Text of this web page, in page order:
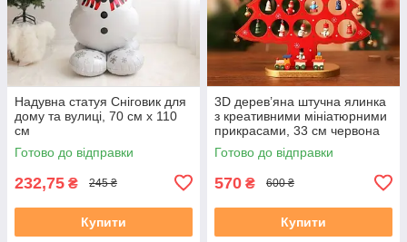
Надувна статуя Сніговик для
дому та вулиці, 70 см x 110
см
Готово до відправки
232,75 ₴ 245 ₴
Купити
3D дерев’яна штучна ялинка
з креативними мініатюрними
прикрасами, 33 см червона
Готово до відправки
570 ₴ 600 ₴
Купити